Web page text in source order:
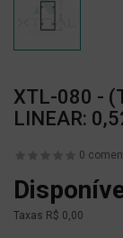
XTL-080 -
LINEAR:
0
Taxas R$ 0,00